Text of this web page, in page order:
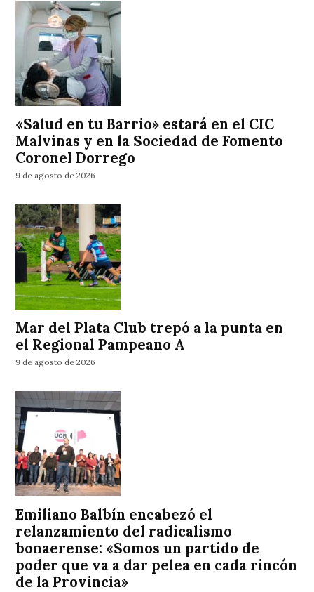
«Salud en tu Barrio» estará en el CIC
Malvinas y en la Sociedad de Fomento
Coronel Dorrego
9 de agosto de 2026
Mar del Plata Club trepó a la punta en
el Regional Pampeano A
9 de agosto de 2026
Emiliano Balbín encabezó el
relanzamiento del radicalismo
bonaerense: «Somos un partido de
poder que va a dar pelea en cada rincón
de la Provincia»